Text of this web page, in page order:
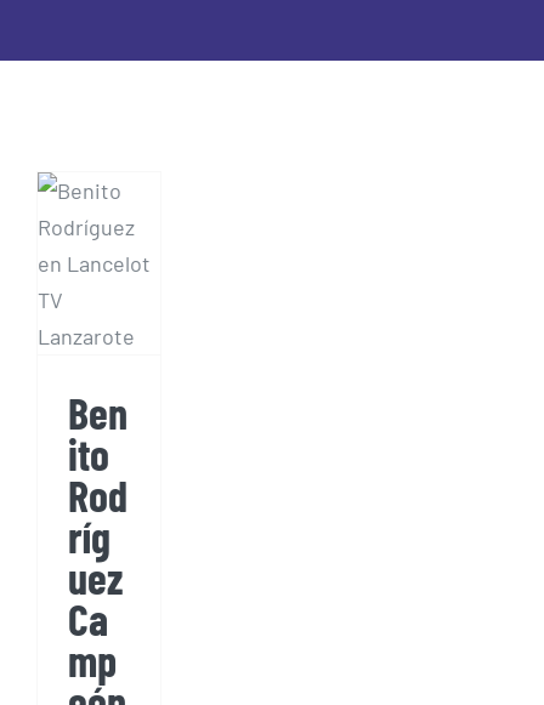
Campeón
de
España
2020
Ala
Clase
5
Ben
ito
Rod
ríg
uez
Ca
mp